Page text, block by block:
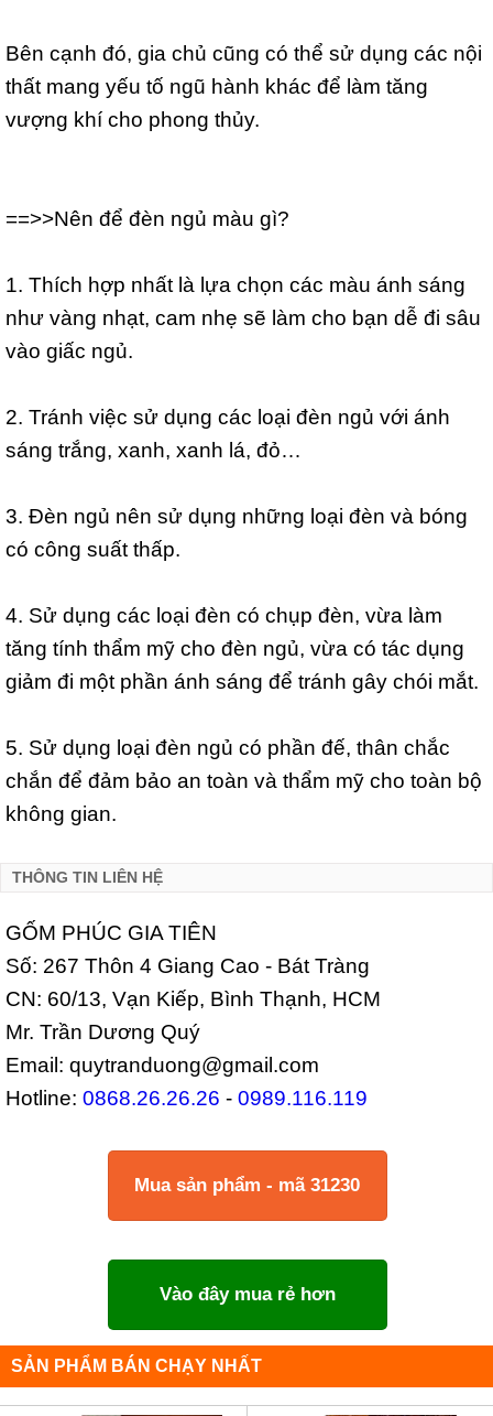
Bên cạnh đó, gia chủ cũng có thể sử dụng các nội
thất mang yếu tố ngũ hành khác để làm tăng
vượng khí cho phong thủy.
==>>Nên để đèn ngủ màu gì?
1. Thích hợp nhất là lựa chọn các màu ánh sáng
như vàng nhạt, cam nhẹ sẽ làm cho bạn dễ đi sâu
vào giấc ngủ.
2. Tránh việc sử dụng các loại đèn ngủ với ánh
sáng trắng, xanh, xanh lá, đỏ…
3. Đèn ngủ nên sử dụng những loại đèn và bóng
có công suất thấp.
4. Sử dụng các loại đèn có chụp đèn, vừa làm
tăng tính thẩm mỹ cho đèn ngủ, vừa có tác dụng
giảm đi một phần ánh sáng để tránh gây chói mắt.
5. Sử dụng loại đèn ngủ có phần đế, thân chắc
chắn để đảm bảo an toàn và thẩm mỹ cho toàn bộ
không gian.
THÔNG TIN LIÊN HỆ
GỐM PHÚC GIA TIÊN
Số: 267 Thôn 4 Giang Cao - Bát Tràng
CN: 60/13, Vạn Kiếp, Bình Thạnh, HCM
Mr. Trần Dương Quý
Email: quytranduong@gmail.com
Hotline: 0868.26.26.26 - 0989.116.119
Mua sản phẩm - mã 31230
Vào đây mua rẻ hơn
SẢN PHẨM BÁN CHẠY NHẤT